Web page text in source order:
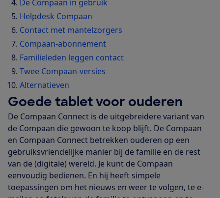
De Compaan in gebruik
Helpdesk Compaan
Contact met mantelzorgers
Compaan-abonnement
Familieleden leggen contact
Twee Compaan-versies
Alternatieven
Goede tablet voor ouderen
De Compaan Connect is de uitgebreidere variant van
de Compaan die gewoon te koop blijft. De Compaan
en Compaan Connect betrekken ouderen op een
gebruiksvriendelijke manier bij de familie en de rest
van de (digitale) wereld. Je kunt de Compaan
eenvoudig bedienen. En hij heeft simpele
toepassingen om het nieuws en weer te volgen, te e-